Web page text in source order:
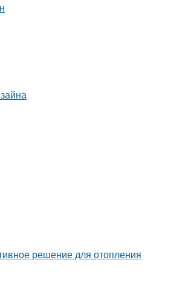
решение для отопления